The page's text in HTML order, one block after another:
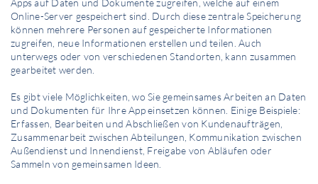
Apps auf Daten und Dokumente zugreifen, welche auf einem
Online-Server gespeichert sind. Durch diese zentrale Speicherung
können mehrere Personen auf gespeicherte Infor­mationen
zugreifen, neue Infor­mationen erstellen und teilen. Auch
unterwegs oder von verschiedenen Standorten, kann zusammen
gearbeitet werden.
Es gibt viele Möglichkeiten, wo Sie gemeinsames Arbeiten an Daten
und Dokumenten für Ihre App einsetzen können. Einige Beispiele:
Erfassen, Bearbeiten und Abschließen von Kundenaufträgen,
Zusammen­arbeit zwischen Abteilungen, Kommunikation zwischen
Außendienst und Innendienst, Freigabe von Abläufen oder
Sammeln von gemeinsamen Ideen.